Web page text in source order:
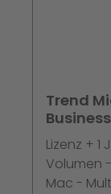
Trend
50 Liz. +
Lizenz +
Volumen
Mac -